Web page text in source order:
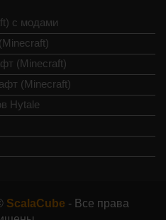
с модами
(Minecraft)
(Minecraft)
Hytale
ScalaCube - Все права